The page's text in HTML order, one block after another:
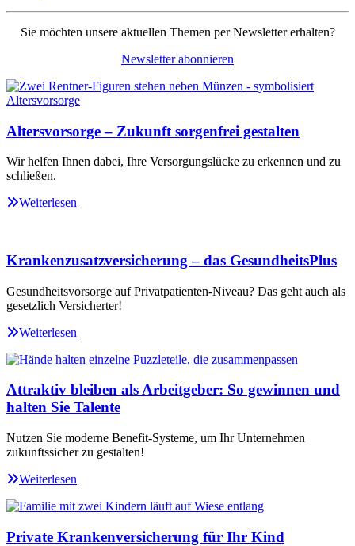
Sie möchten unsere aktuellen Themen per Newsletter erhalten?
Newsletter abonnieren
Altersvorsorge – Zukunft sorgenfrei gestalten
Wir helfen Ihnen dabei, Ihre Versorgungslücke zu erkennen und zu
schließen.
Weiterlesen
Krankenzusatzversicherung – das GesundheitsPlus
Gesundheitsvorsorge auf Privatpatienten-Niveau? Das geht auch als
gesetzlich Versicherter!
Weiterlesen
Attraktiv bleiben als Arbeitgeber: So gewinnen und
halten Sie Talente
Nutzen Sie moderne Benefit-Systeme, um Ihr Unternehmen
zukunftssicher zu gestalten!
Weiterlesen
Private Krankenversicherung für Ihr Kind